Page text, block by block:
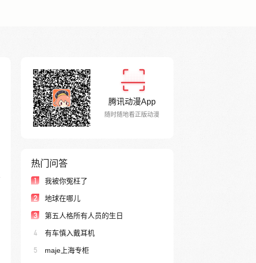
腾讯动漫App
随时随地看正版动漫
热门问答
1 我被你冤枉了
2 地球在哪儿
3 第五人格所有人员的生日
4 有车慎入戴耳机
5 maje上海专柜